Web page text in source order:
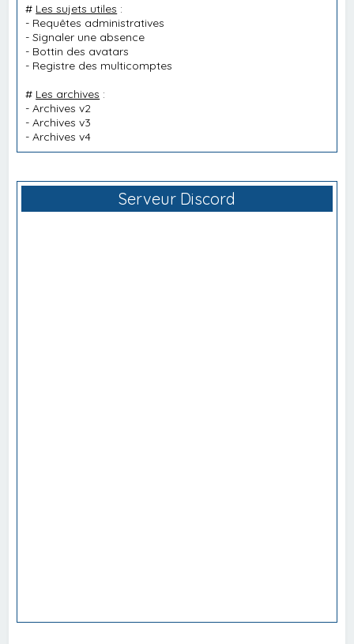
# Les sujets utiles :
- Requêtes administratives
-Signaler une absence
- Bottin des avatars
- Registre des multicomptes
# Les archives :
-Archives v2
-Archives v3
-Archives v4
Serveur Discord